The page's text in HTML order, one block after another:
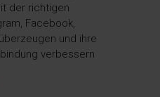
der richtigen
Facebook,
und ihre
verbessern